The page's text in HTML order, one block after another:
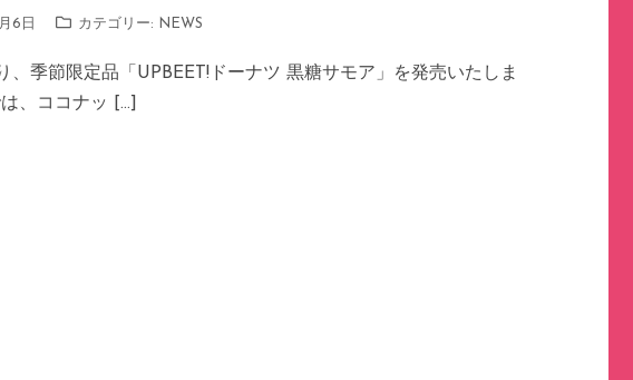
6日 カテゴリー: NEWS
、季節限定品「UPBEET!ドーナツ 黒糖サモア」を発売いたしま
、ココナッ […]